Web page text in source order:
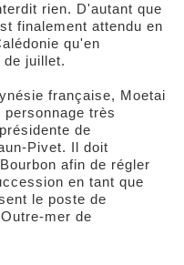
rien. D'autant que
finalement attendu en
qu'en
juillet.
française, Moetai
très
de
Pivet. Il doit
afin de régler
en tant que
le poste de
mer de